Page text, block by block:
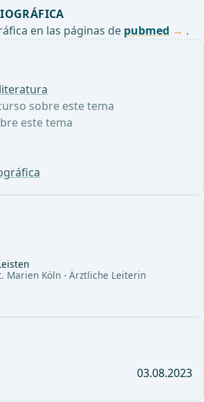
sobre este tema
este tema
Marien Köln - Ärztliche Leiterin
03.08.2023
en las páginas de pubmed .